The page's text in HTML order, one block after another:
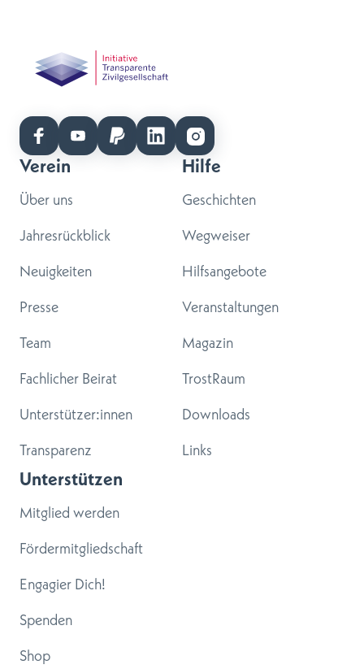
Verein
Über uns
Jahresrückblick
Neuigkeiten
Presse
Team
Fachlicher Beirat
Unterstützer:innen
Transparenz
Hilfe
Geschichten
Wegweiser
Hilfsangebote
Veranstaltungen
Magazin
TrostRaum
Downloads
Links
Unterstützen
Mitglied werden
Fördermitgliedschaft
Engagier Dich!
Spenden
Shop